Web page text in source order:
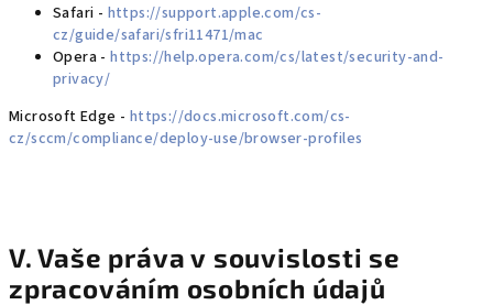
Safari - https://support.apple.com/cs-
cz/guide/safari/sfri11471/mac
Opera -https://help.opera.com/cs/latest/security-and-
privacy/
Microsoft Edge - https://docs.microsoft.com/cs-
cz/sccm/compliance/deploy-use/browser-profiles
V. Vaše práva v souvislosti se
zpracováním osobních údajů